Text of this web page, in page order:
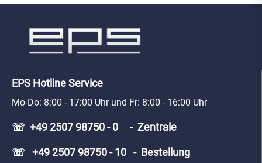
EPS Hotline Service
Mo-Do: 8:00 - 17:00 Uhr und Fr: 8:00 - 16:00 Uhr
☏ +49 2507 98750 - 0 - Zentrale
☏ +49 2507 98750 - 10 - Bestellung